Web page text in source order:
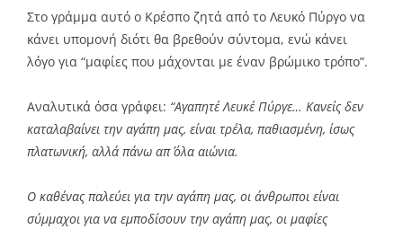
Στο γράμμα αυτό ο Κρέσπο ζητά από το Λευκό Πύργο να
κάνει υπομονή διότι θα βρεθούν σύντομα, ενώ κάνει
λόγο για “μαφίες που μάχονται με έναν βρώμικο τρόπο”.
Αναλυτικά όσα γράφει: “Αγαπητέ Λευκέ Πύργε… Κανείς δεν
καταλαβαίνει την αγάπη μας, είναι τρέλα, παθιασμένη, ίσως
πλατωνική, αλλά πάνω απ΄ όλα αιώνια.
Ο καθένας παλεύει για την αγάπη μας, οι άνθρωποι είναι
σύμμαχοι για να εμποδίσουν την αγάπη μας, οι μαφίες